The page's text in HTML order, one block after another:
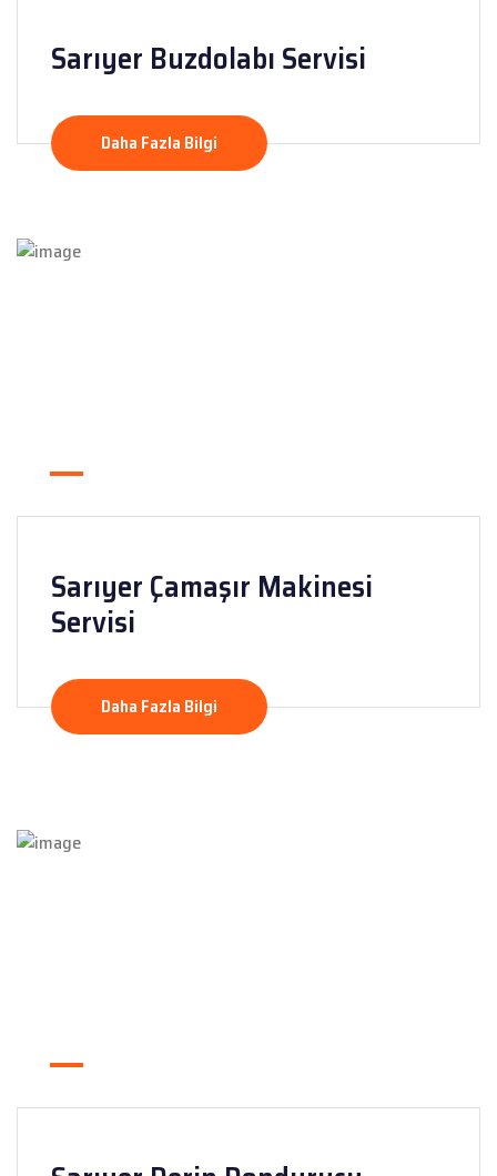
Sarıyer Buzdolabı Servisi
Daha Fazla Bilgi
Sarıyer Çamaşır Makinesi
Servisi
Daha Fazla Bilgi